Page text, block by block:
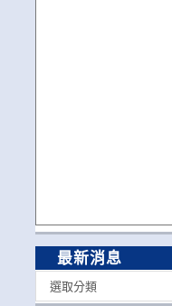
最新消息
選取分類